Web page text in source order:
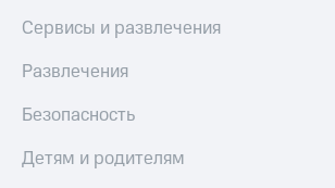
Сервисы и развлечения
Развлечения
Безопасность
Детям и родителям